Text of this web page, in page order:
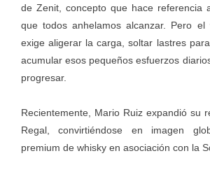
de Zenit, concepto que hace referencia
que todos anhelamos alcanzar. Pero
exige aligerar la carga, soltar lastres
acumular esos pequeños esfuerzos
progresar.
Recientemente, Mario Ruiz expandió su
Regal, convirtiéndose en imagen
premium de whisky en asociación con la